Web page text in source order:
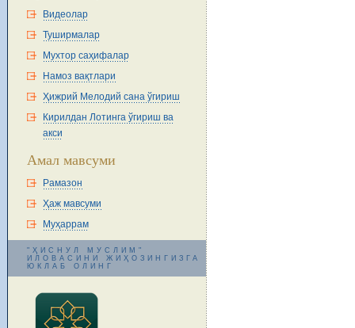
Видеолар
Туширмалар
Мухтор саҳифалар
Намоз вақтлари
Ҳижрий Мелодий сана ўгириш
Кирилдан Лотинга ўгириш ва
акси
Амал мавсуми
Рамазон
Ҳаж мавсуми
Муҳаррам
"ҲИСНУЛ МУСЛИМ"
ИЛОВАСИНИ ЖИҲОЗИНГИЗГА
ЮКЛАБ ОЛИНГ